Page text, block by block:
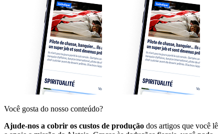
Você gosta do nosso conteúdo?
Ajude-nos a cobrir os custos de produção dos artigos que você lê